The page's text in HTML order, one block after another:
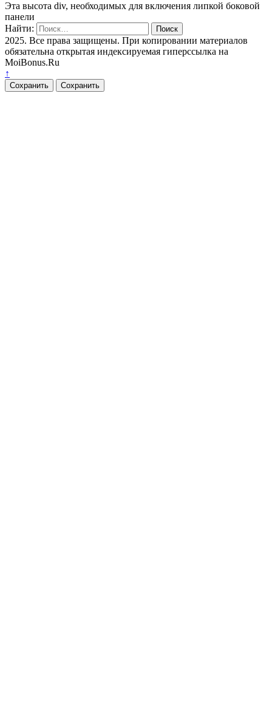
Эта высота div, необходимых для включения липкой боковой
панели
Найти:
2025. Все права защищены. При копировании материалов
обязательна открытая индексируемая гиперссылка на
MoiBonus.Ru
↑